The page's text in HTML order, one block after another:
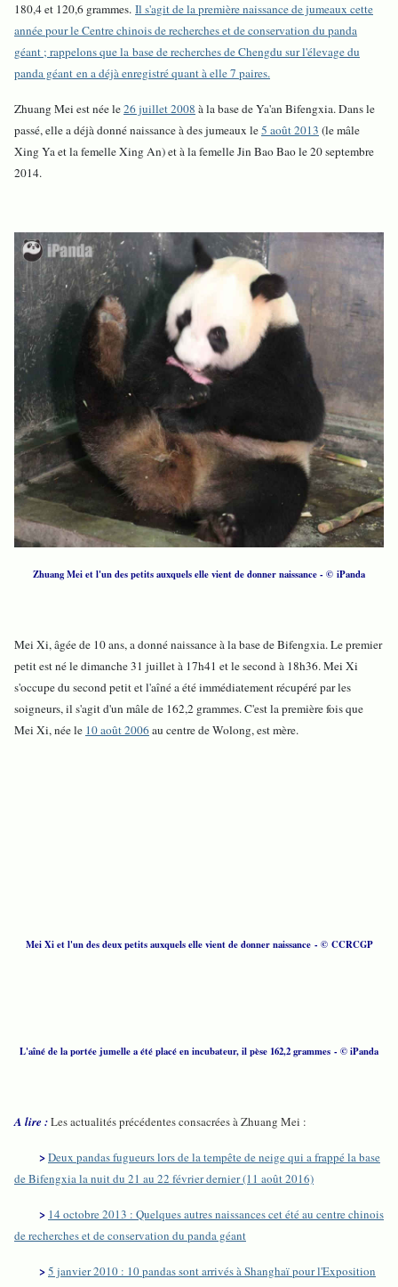
180,4 et 120,6 grammes. Il s'agit de la première naissance de jumeaux cette
année pour le Centre chinois de recherches et de conservation du panda
géant ; rappelons que la base de recherches de Chengdu sur l'élevage du
panda géant en a déjà enregistré quant à elle 7 paires.
Zhuang Mei est née le26 juillet 2008 à la base de Ya'an Bifengxia. Dans le
passé, elle a déjà donné naissance à des jumeaux le5 août 2013 (le mâle
Xing Ya et la femelle Xing An) et à la femelle Jin Bao Bao le 20 septembre
2014.
Zhuang Mei et l'un des petits auxquels elle vient de donner naissance- © iPanda
Mei Xi, âgée de 10 ans, a donné naissance à la base de Bifengxia. Le premier
petit est né le dimanche 31 juillet à 17h41 et le second à 18h36. Mei Xi
s'occupe du second petit et l'aîné a été immédiatement récupéré par les
soigneurs, il s'agit d'un mâle de 162,2 grammes. C'est la première fois que
Mei Xi, née le 10 août 2006au centre de Wolong, est mère.
Mei Xi et l'un des deux petits auxquels elle vient de donner naissance - © CCRCGP
L'aîné de la portée jumelle a été placé en incubateur, il pèse 162,2 grammes - © iPanda
A lire :Les actualités précédentes consacrées à Zhuang Mei :
>Deux pandas fugueurs lors de la tempête de neige qui a frappé la base
de Bifengxia la nuit du 21 au 22 février dernier (11 août 2016)
> 14 octobre 2013 : Quelques autres naissances cet été au centre chinois
de recherches et de conservation du panda géant
>5 janvier 2010 : 10 pandas sont arrivés à Shanghaï pour l'Exposition